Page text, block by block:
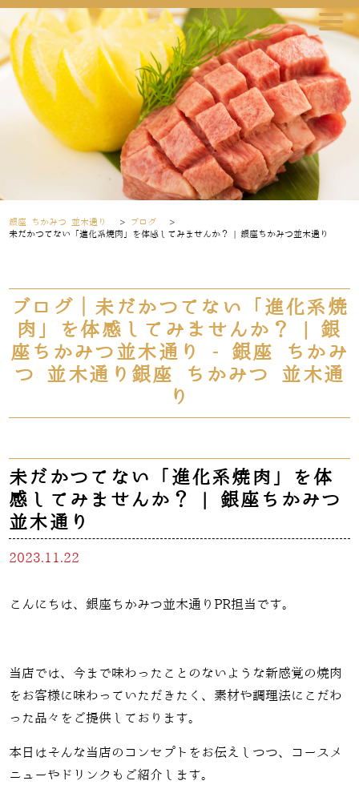
銀座 ちかみつ 並木通り > ブログ
>
未だかつてない「進化系焼肉」を体感してみませんか？ | 銀座ちかみつ並木通り
ブログ｜未だかつてない「進化系焼
肉」を体感してみませんか？ | 銀
座ちかみつ並木通り - 銀座 ちかみ
つ 並木通り銀座 ちかみつ 並木通
り
未だかつてない「進化系焼肉」を体
感してみませんか？ | 銀座ちかみつ
並木通り
2023.11.22
こんにちは、銀座ちかみつ並木通りPR担当です。
当店では、今まで味わったことのないような新感覚の焼肉
をお客様に味わっていただきたく、素材や調理法にこだわ
った品々をご提供しております。
本日はそんな当店のコンセプトをお伝えしつつ、コースメ
ニューやドリンクもご紹介します。